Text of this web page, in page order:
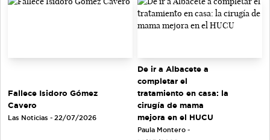
Fallece Isidoro Gómez
Cavero
Las Noticias - 22/07/2026
De ir a Albacete a
completar el
tratamiento en casa: la
cirugía de mama
mejora en el HUCU
Paula Montero -